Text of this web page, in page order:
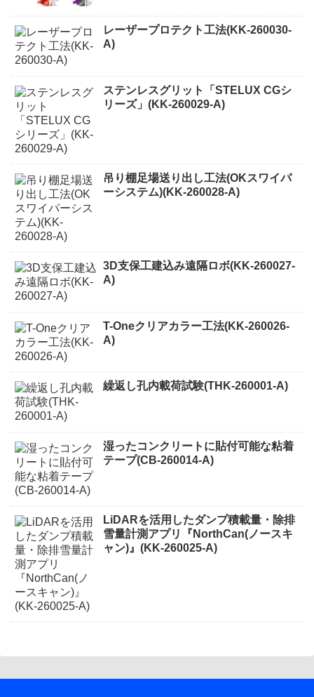
レーザープロテクト⼯法(KK-260030-
A)
ステンレスグリット「STELUX CGシ
リーズ」(KK-260029-A)
吊り棚足場送り出し工法(OKスワイパ
ーシステム)(KK-260028-A)
3D支保工建込み遠隔ロボ(KK-260027-
A)
T-Oneクリアカラー工法(KK-260026-
A)
繰返し孔内載荷試験(THK-260001-A)
湿ったコンクリートに貼付可能な粘着
テープ(CB-260014-A)
LiDARを活用したダンプ積載量・除排
雪量計測アプリ『NorthCan(ノースキ
ャン)』(KK-260025-A)